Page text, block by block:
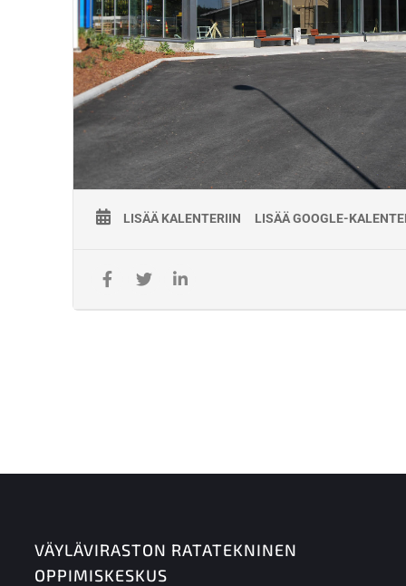
Paikka:
Ratatekninen Oppimiskeskus (ROK)
Hallituskatu 19, 45100 Kouvola
Varusteet:
Mukaan läppäri ja henkilökohtainen suojavarustus (kypärä,
liivi/takki, jalkineet).
Ilmoittautuminen aulapalvelussa ja tarvittaessa
Koulutuksen järjestäjä:
Koulutuksen käytännön järjestelyistä vastaa
KiscoTaitaja, jonka Väylävirasto on valinnut
toteuttamaan työpätevyyskoulutuksia 1.5.2021- 30.4.2026.
järjestetään Väyläviraston Ratateknisessä
maksutta 7 arkivuorokautta ennen kurssin alkamista.
suoritetuista peruutuksista tai peruuttamatta jättämisestä
LISÄÄ KALENTERIIN LISÄÄ GOOGLE-
VÄYLÄVIRASTON RATATEKNINEN
OPPIMISKESKUS